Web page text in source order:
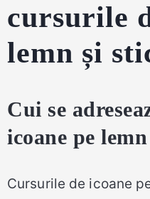
cursurile
lemn și
Cui se
icoane pe
Cursurile de icoane